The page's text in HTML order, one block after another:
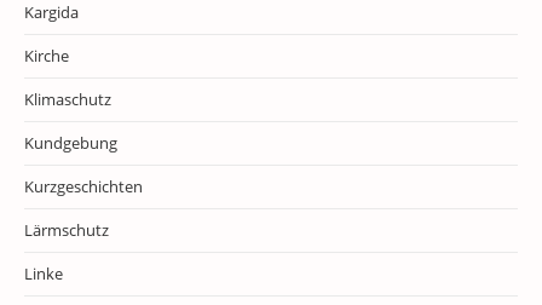
Kargida
Kirche
Klimaschutz
Kundgebung
Kurzgeschichten
Lärmschutz
Linke